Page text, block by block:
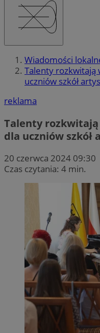
Wiadomości
Talenty rozkwitają
uczniów szkół
reklama
Talenty
dla uczniów szkół
20 czerwca 2024 09:30
Czas czytania: 4 min.